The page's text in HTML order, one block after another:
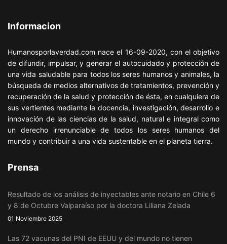
Informacion
Humanosporlaverdad.com nace el 16-09-2020, con el objetivo
de difundir, impulsar, y generar el autocuidado y protección de
una vida saludable para todos los seres humanos y animales, la
búsqueda de medios alternativos de tratamientos, prevención y
recuperación de la salud y protección de ésta, en cualquiera de
sus vertientes mediante la docencia, investigación, desarrollo e
innovación de las ciencias de la salud, natural e integral como
un derecho irrenunciable de todos los seres humanos del
mundo y contribuir a una vida sustentable en el planeta tierra.
Prensa
Resultado de los análisis de inyectables ante notario en Chile 6
y 8 de Octubre Valparaíso por la doctora Liliana Zelada
01 Noviembre 2025
Las 72 vacunas del PNI de EEUU y del mundo no tienen